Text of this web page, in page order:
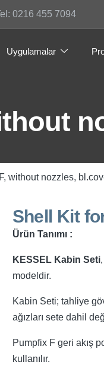
0216 455 7094
Uygulamalar
without nozzles,
Shell Kit
Ürün Tanımı :
KESSEL Kabin Seti
modeldir.
Kabin Seti; tahliye
ağızları sete dahil
Pumpfix F geri akış
kullanılır.